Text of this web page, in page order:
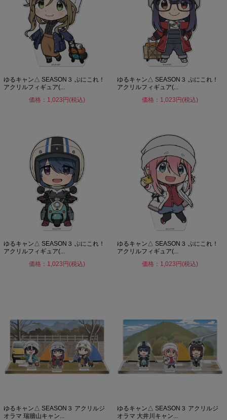
ゆるキャン△ SEASON３ ぷにこれ！
アクリルフィギュア(...
価格：1,023円(税込)
ゆるキャン△ SEASON３ ぷにこれ！
アクリルフィギュア(...
価格：1,023円(税込)
ゆるキャン△ SEASON３ ぷにこれ！
アクリルフィギュア(...
価格：1,023円(税込)
ゆるキャン△ SEASON３ ぷにこれ！
アクリルフィギュア(...
価格：1,023円(税込)
ゆるキャン△ SEASON３ アクリルジ
オラマ 瑞牆山キャン...
ゆるキャン△ SEASON３ アクリルジ
オラマ 大井川キャン...